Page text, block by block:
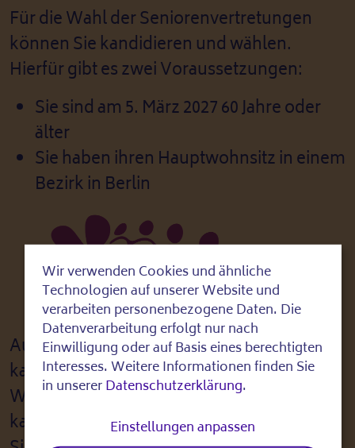
Für die Wahl der Seniorenvertretungen
können Sie kandidieren und wählen.
Hierfür gibt es zwei Voraussetzungen:
Sie sind am 5. März 2027 60 Jahre oder
älter
Sie haben ihren Hauptwohnsitz in einem
Bezirk in Berlin
Auch ohne deutschen Pass können Sie
kandidieren und wählen! Ihr Stimme zählt:
Wir möchten Sie dazu motivieren zu
kandidieren. Reden Sie mit, entscheiden
Use
of
personal
data
and
cookies
Wir verwenden Cookies und ähnliche
Technologien auf unserer Website und
verarbeiten personenbezogene Daten. Die
Datenverarbeitung erfolgt nur nach
Einwilligung oder auf Basis eines berechtigten
Interesses. Weitere Informationen finden Sie
in unsererDatenschutzerklärung.
Einstellungen anpassen